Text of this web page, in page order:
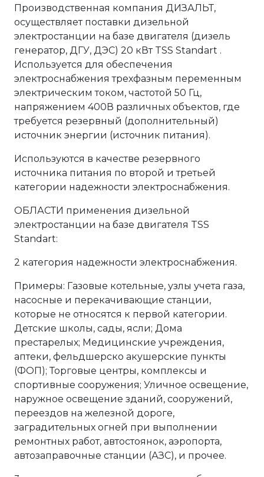
Производственная компания ДИЗАЛЬТ,
осуществляет поставки дизельной
электростанции на базе двигателя (дизель
генератор, ДГУ, ДЭС) 20 кВт TSS Standart .
Используется для обеспечения
электроснабжения трехфазным переменным
электрическим током, частотой 50 Гц,
напряжением 400В различных объектов, где
требуется резервный (дополнительный)
источник энергии (источник питания).
Используются в качестве резервного
источника питания по второй и третьей
категории надежности электроснабжения.
ОБЛАСТИ применения дизельной
электростанции на базе двигателя TSS
Standart:
2 категория надежности электроснабжения.
Примеры: Газовые котельные, узлы учета газа,
насосные и перекачивающие станции,
которые не относятся к первой категории.
Детские школы, сады, ясли; Дома
престарелых; Медицинские учреждения,
аптеки, фельдшерско акушерские пункты
(ФОП); Торговые центры, комплексы и
спортивные сооружения; Уличное освещение,
наружное освещение зданий, сооружений,
переездов на железной дороге,
заградительных огней при выполнении
ремонтных работ, автостоянок, аэропорта,
автозаправочные станции (АЗС), и прочее.